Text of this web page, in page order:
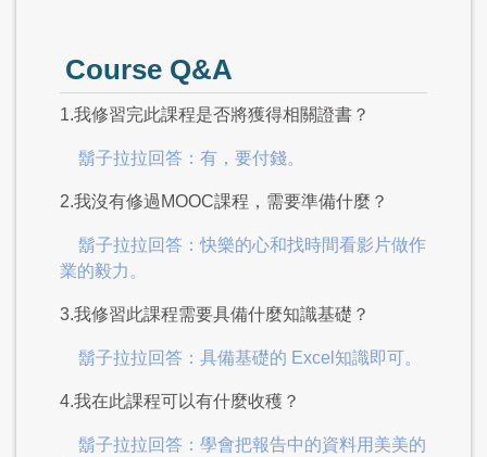
Course Q&A
1.我修習完此課程是否將獲得相關證書？
鬍子拉拉回答：有，要付錢。
2.我沒有修過MOOC課程，需要準備什麼？
鬍子拉拉回答：快樂的心和找時間看影片做作
業的毅力。
3.我修習此課程需要具備什麼知識基礎？
鬍子拉拉回答：具備基礎的 Excel知識即可。
4.我在此課程可以有什麼收穫？
鬍子拉拉回答：學會把報告中的資料用美美的